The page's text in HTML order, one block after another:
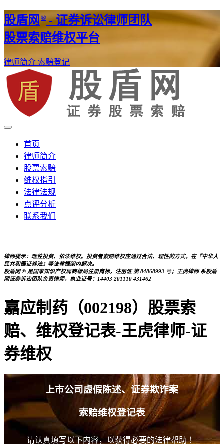
股盾网®- 证券诉讼律师团队
股票索赔维权平台
律师简介 索赔登记
股盾网
证券股票维权网
首页
律师简介
股票索赔
维权指引
法律法规
点评分析
联系我们
律师提示：理性投资、依法维权。投资者索赔维权应通过合法、理性的方式，在『中华人
民共和国证券法』等法律框架内解决。
股盾网 ® 是国家知识产权局商标局注册商标，注册证 第 84868993 号；王虎律师 系股盾
网证券诉讼团队负责律师，执业证号：14403 201110 431462
嘉应制药（002198）股票索
赔、维权登记表-王虎律师-证
券维权
上市公司虚假陈述、证券欺诈案
索赔维权登记表
请认真填写以下内容，以获得必要的法律帮助 ！